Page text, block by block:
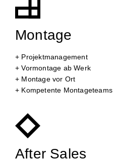
Montage
+ Projektmanagement
+ Vormontage ab Werk
+ Montage vor Ort
+ Kompetente Montageteams
After Sales